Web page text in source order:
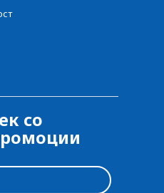
со